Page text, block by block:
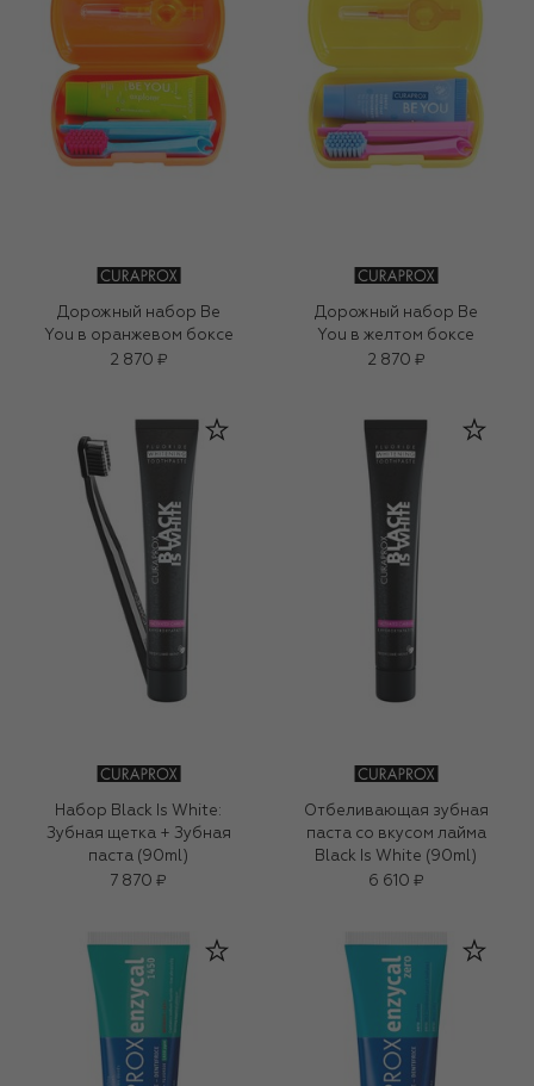
Дорожный набор Be
You в оранжевом боксе
2 870 ₽
Дорожный набор Be
You в желтом боксе
2 870 ₽
Набор Black Is White:
Зубная щетка + Зубная
паста (90ml)
7 870 ₽
Отбеливающая зубная
паста со вкусом лайма
Black Is White (90ml)
6 610 ₽